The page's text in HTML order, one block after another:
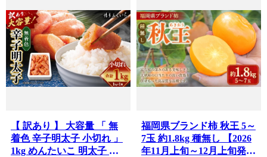
【 訳あり 】 大容量 「 無
着色 辛子明太子 小切れ 」
1kg めんたいこ 明太子 辛
福岡県ブランド柿 秋王 5～
7玉 約1.8kg 種無し 【2026
年11月上旬～12月上旬発送